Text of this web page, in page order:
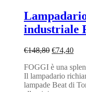
industriale
€148,80 Il
originale
era:
€148,80.
€74,40Il
è:
FOGGI è una
Il lampadario
lampade Beat di